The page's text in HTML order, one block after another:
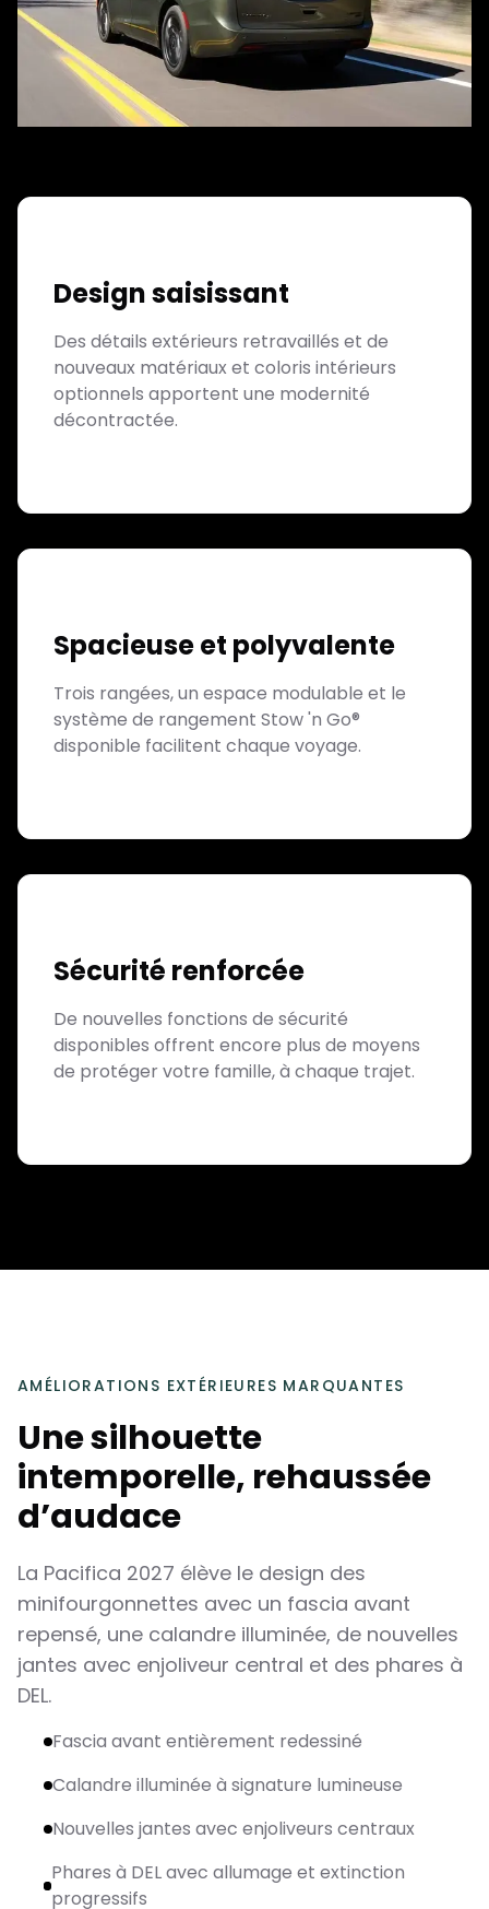
Design saisissant
Des détails extérieurs retravaillés et de
nouveaux matériaux et coloris intérieurs
optionnels apportent une modernité
décontractée.
Spacieuse et polyvalente
Trois rangées, un espace modulable et le
système de rangement Stow 'n Go®
disponible facilitent chaque voyage.
Sécurité renforcée
De nouvelles fonctions de sécurité
disponibles offrent encore plus de moyens
de protéger votre famille, à chaque trajet.
AMÉLIORATIONS EXTÉRIEURES MARQUANTES
Une silhouette
intemporelle, rehaussée
d’audace
La Pacifica 2027 élève le design des
minifourgonnettes avec un fascia avant
repensé, une calandre illuminée, de nouvelles
jantes avec enjoliveur central et des phares à
DEL.
Fascia avant entièrement redessiné
Calandre illuminée à signature lumineuse
Nouvelles jantes avec enjoliveurs centraux
Phares à DEL avec allumage et extinction
progressifs